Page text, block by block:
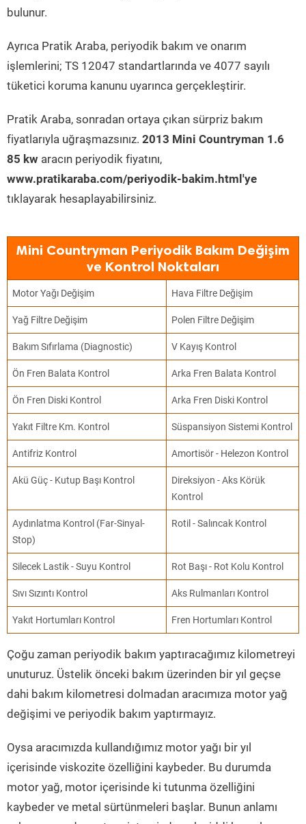
bulunur.
Ayrıca Pratik Araba, periyodik bakım ve onarım
işlemlerini; TS 12047 standartlarında ve 4077 sayılı
tüketici koruma kanunu uyarınca gerçekleştirir.
Pratik Araba, sonradan ortaya çıkan sürpriz bakım
fiyatlarıyla uğraşmazsınız. 2013 Mini Countryman 1.6
85 kw aracın periyodik fiyatını,
www.pratikaraba.com/periyodik-bakim.html'ye
tıklayarak hesaplayabilirsiniz.
Mini Countryman Periyodik Bakım Değişim
ve Kontrol Noktaları
Motor Yağı Değişim Hava Filtre Değişim
Yağ Filtre Değişim Polen Filtre Değişim
Bakım Sıfırlama (Diagnostic) V Kayış Kontrol
Ön Fren Balata Kontrol Arka Fren Balata Kontrol
Ön Fren Diski Kontrol Arka Fren Diski Kontrol
Yakıt Filtre Km. Kontrol Süspansiyon Sistemi Kontrol
Antifriz Kontrol Amortisör - Helezon Kontrol
Akü Güç - Kutup Başı Kontrol
Direksiyon - Aks Körük
Kontrol
Aydınlatma Kontrol (Far-Sinyal-
Stop)
Rotil - Salıncak Kontrol
Silecek Lastik - Suyu Kontrol Rot Başı - Rot Kolu Kontrol
Sıvı Sızıntı Kontrol Aks Rulmanları Kontrol
Yakıt Hortumları Kontrol Fren Hortumları Kontrol
Çoğu zaman periyodik bakım yaptıracağımız kilometreyi
unuturuz. Üstelik önceki bakım üzerinden bir yıl geçse
dahi bakım kilometresi dolmadan aracımıza motor yağ
değişimi ve periyodik bakım yaptırmayız.
Oysa aracımızda kullandığımız motor yağı bir yıl
içerisinde viskozite özelliğini kaybeder. Bu durumda
motor yağ, motor içerisinde ki tutunma özelliğini
kaybeder ve metal sürtünmeleri başlar. Bunun anlamı